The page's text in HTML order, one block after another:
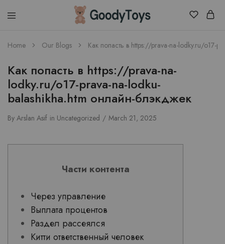
Children
Toys
Home Our Blogs Как попасть в https://prava-na-lodky.ru/o17-
Как попасть в https://prava-na-
lodky.ru/o17-prava-na-lodku-
balashikha.htm онлайн-блэкджек
By Arslan Asif in Uncategorized March 21, 2025
Части контента
Через управление
Выплата процентов
Раздел рассеялся
Китти ответственный человек